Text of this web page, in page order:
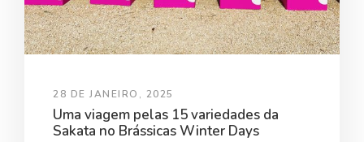
28 DE JANEIRO, 2025
Uma viagem pelas 15 variedades da
Sakata no Brássicas Winter Days